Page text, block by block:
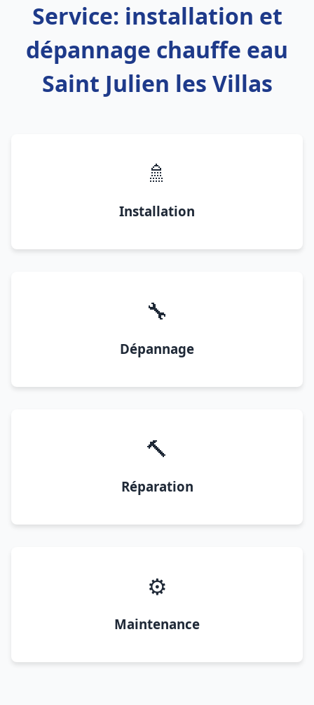
Service: installation et
dépannage chauffe eau
Saint Julien les Villas
🚿
Installation
🔧
Dépannage
🔨
Réparation
⚙️
Maintenance